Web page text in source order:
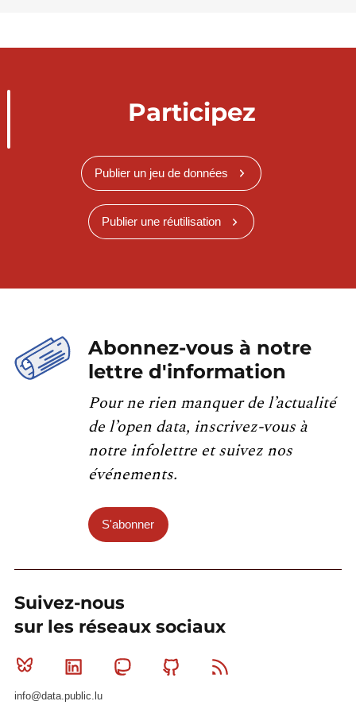
Participez
Publier un jeu de données
Publier une réutilisation
Abonnez-vous à notre
lettre d'information
Pour ne rien manquer de l’actualité
de l’open data, inscrivez-vous à
notre infolettre et suivez nos
événements.
S'abonner
Suivez-nous
sur les réseaux sociaux
Bluesky Linkedin MastodonGithub
info@data.public.lu